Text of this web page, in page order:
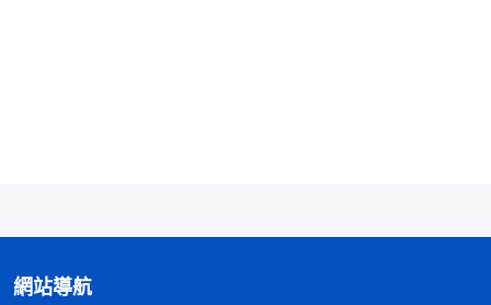
四福音及《啓示録》，人對這書的態度就更不同于任
網站導航